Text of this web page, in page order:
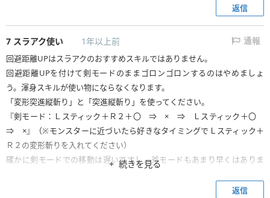
他は渾身と逆襲さえつけておけば、スラアクの火力スキルとしては大体O
返信
7 スラアク使い 1年以上前 通報
回避距離UPはスラアクのおすすめスキルではありません。
回避距離UPを付けて剣モードのままゴロンゴロンするのはやめましょ
う。渾身スキルが使い物にならなくなります。
「変形突進縦斬り」と「突進縦斬り」を使ってください。
『剣モード：Ｌスティック＋Ｒ２＋〇 ⇒ × ⇒ Ｌスティック＋〇
⇒ ×』（※モンスターに近づいたら好きなタイミングでＬスティック＋
Ｒ２の変形斬りを入れてください）
確かに剣モードでの移動は遅いですし、斧モードもあまり早くはありま
続きを見る
返信